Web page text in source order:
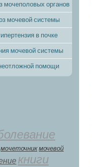
мочеполовых органов
мочевой системы
в почке
мочевой системы
помощи
мοчеточник мочевой
книги